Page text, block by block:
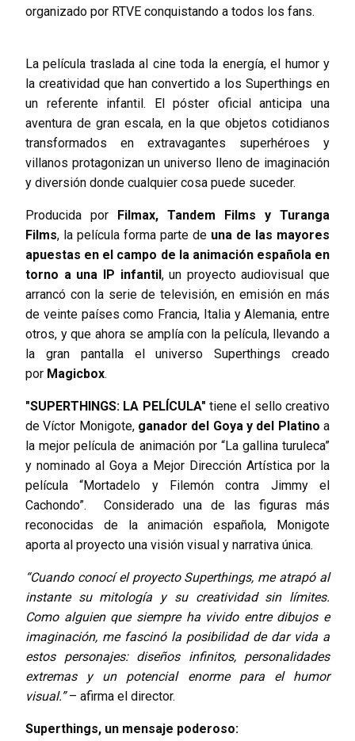
organizado por RTVE conquistando a todos los fans.
La película traslada al cine toda la energía, el humor y
la creatividad que han convertido a los Superthings en
un referente infantil. El póster oficial anticipa una
aventura de gran escala, en la que objetos cotidianos
transformados en extravagantes superhéroes y
villanos protagonizan un universo lleno de imaginación
y diversión donde cualquier cosa puede suceder.
Producida por Filmax, Tandem Films y Turanga
Films, la película forma parte de una de las mayores
apuestas en el campo de la animación española en
torno a una IP infantil, un proyecto audiovisual que
arrancó con la serie de televisión, en emisión en más
de veinte países como Francia, Italia y Alemania, entre
otros, y que ahora se amplía con la película, llevando a
la gran pantalla el universo Superthings creado
por Magicbox.
"SUPERTHINGS: LA PELÍCULA" tiene el sello creativo
de Víctor Monigote, ganador del Goya y del Platino a
la mejor película de animación por “La gallina turuleca”
y nominado al Goya a Mejor Dirección Artística por la
película “Mortadelo y Filemón contra Jimmy el
Cachondo”. Considerado una de las figuras más
reconocidas de la animación española, Monigote
aporta al proyecto una visión visual y narrativa única.
“Cuando conocí el proyecto Superthings, me atrapó al
instante su mitología y su creatividad sin límites.
Como alguien que siempre ha vivido entre dibujos e
imaginación, me fascinó la posibilidad de dar vida a
estos personajes: diseños infinitos, personalidades
extremas y un potencial enorme para el humor
visual.”– afirma el director.
Superthings, un mensaje poderoso: